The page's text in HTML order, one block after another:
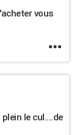
vous
le cul....de